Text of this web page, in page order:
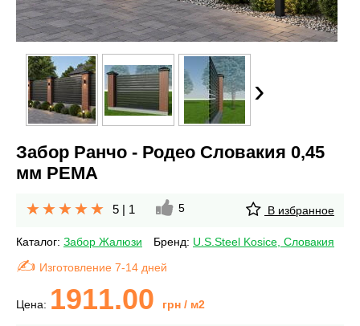
›
Забор Ранчо - Родео Словакия 0,45
мм PEMA
5 | 1 5 В избранное
Каталог: Забор Жалюзи Бренд: U.S.Steel Kosice, Словакия
Изготовление 7-14 дней
Цена: 1911.00 грн / м2